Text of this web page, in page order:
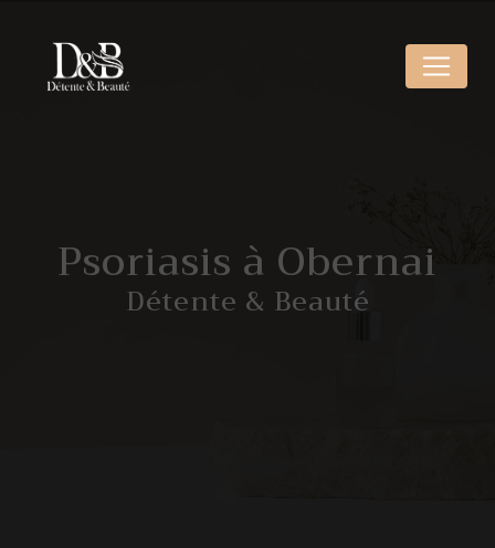
Psoriasis à Obernai
Détente & Beauté